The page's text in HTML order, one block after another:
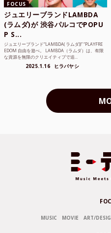
FOCUS
ジュエリーブランドLAMBDA
(ラムダ)が 渋谷パルコでPOPU
P S...
ジュエリーブランド“LAMBDA( ラムダ))” “PLAYFRE
EDOM 自由を遊べ。 LAMBDA（ラムダ）は、有限
な資源を無限のクリエイティブで追...
2025.1.16 ヒラバヤシ
MUSIC MOVIE ART/